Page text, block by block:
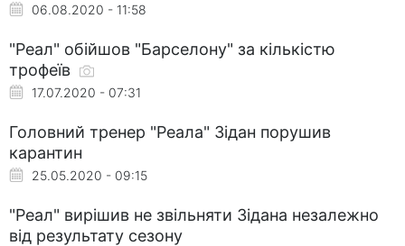
06.08.2020 - 11:58
"Реал" обійшов "Барселону" за кількістю
трофеїв
17.07.2020 - 07:31
Головний тренер "Реала" Зідан порушив
карантин
25.05.2020 - 09:15
"Реал" вирішив не звільняти Зідана незалежно
від результату сезону